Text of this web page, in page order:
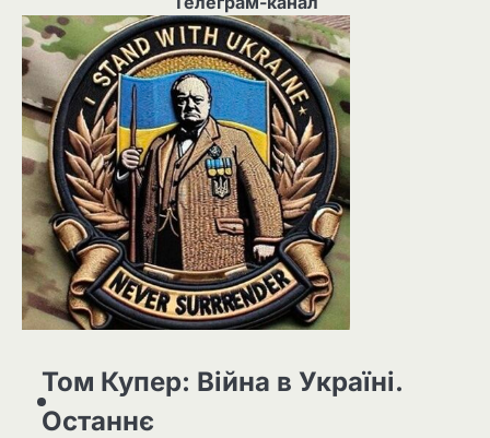
Том Купер: Війна в Україні.
Останнє